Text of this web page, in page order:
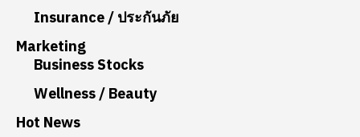
Insurance / ประกันภัย
Marketing
Business Stocks
Wellness / Beauty
Hot News